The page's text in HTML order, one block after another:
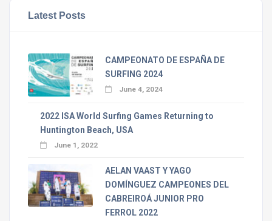
Latest Posts
CAMPEONATO DE ESPAÑA DE
SURFING 2024
June 4, 2024
2022 ISA World Surfing Games Returning to
Huntington Beach, USA
June 1, 2022
AELAN VAAST Y YAGO
DOMÍNGUEZ CAMPEONES DEL
CABREIROÁ JUNIOR PRO
FERROL 2022